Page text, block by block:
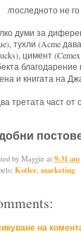
/последното не
думи за
тухли (Acme
цимент
благодарение
и книгата на
третата част от
by Maggie at 9:31 am
Kotler, marketing
на